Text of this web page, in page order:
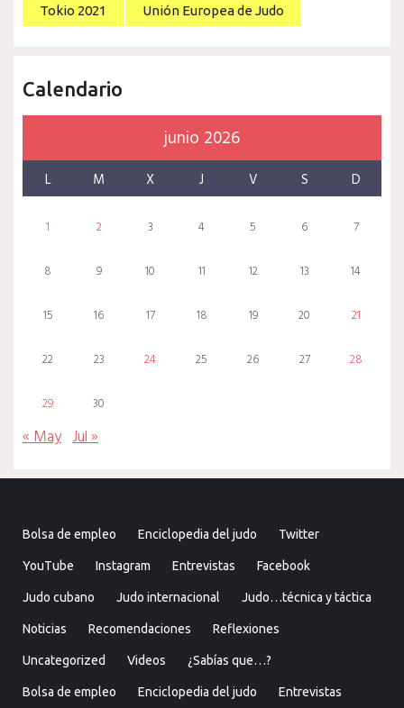
Tokio 2021 Unión Europea de Judo
Calendario
junio 2026
L M X J V S D
1 2 3 4 5 6 7
8 9 10 11 12 13 14
15 16 17 18 19 20 21
22 23 24 25 26 27 28
29 30
« May Jul »
Bolsa de empleo Enciclopedia del judo Twitter
YouTube Instagram Entrevistas Facebook
Judo cubano Judo internacional Judo…técnica y táctica
Noticias Recomendaciones Reflexiones
Uncategorized Videos ¿Sabías que…?
Bolsa de empleo Enciclopedia del judo Entrevistas